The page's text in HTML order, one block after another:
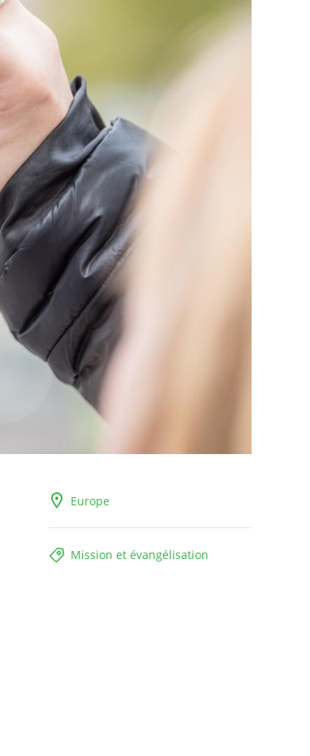
Europe
Mission et évangélisation